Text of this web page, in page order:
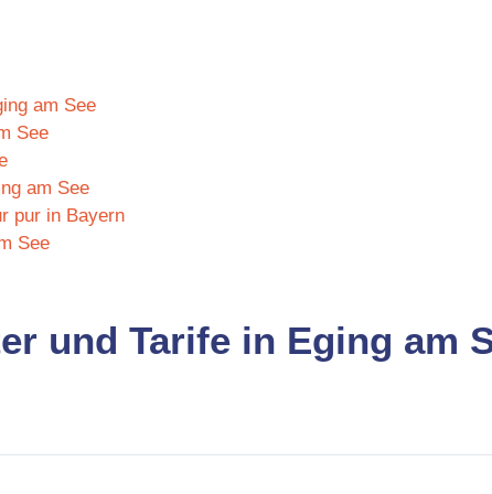
am See
See
am See
pur in Bayern
See
und Tarife in Eging am